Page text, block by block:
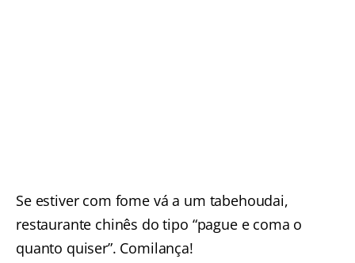
Se estiver com fome vá a um tabehoudai,
restaurante chinês do tipo “pague e coma o
quanto quiser”. Comilança!